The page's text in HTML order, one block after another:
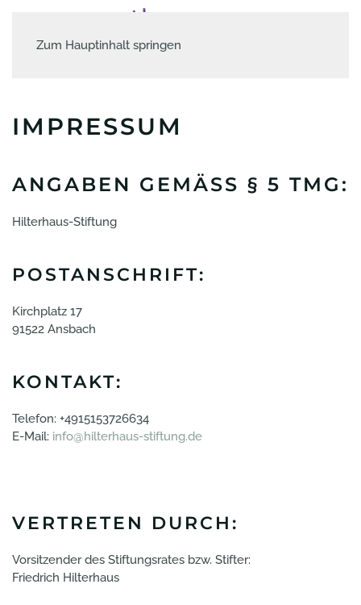
Zum Hauptinhalt springen
IMPRESSUM
ANGABEN GEMÄSS § 5 TMG:
Hilterhaus-Stiftung
POSTANSCHRIFT:
Kirchplatz 17
91522 Ansbach
KONTAKT:
Telefon: +4915153726634
E-Mail: info@hilterhaus-stiftung.de
VERTRETEN DURCH:
Vorsitzender des Stiftungsrates bzw. Stifter:
Friedrich Hilterhaus